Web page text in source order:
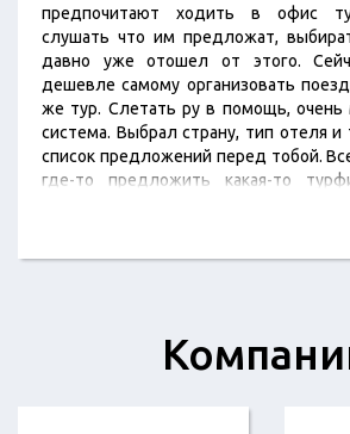
предпочитают ходить в офис
слушать что им предложат,
давно уже отошел от этого.
дешевле самому организовать
же тур. Слетать ру в помощь, очень
система. Выбрал страну, тип отеля и
список предложений перед тобой.
где-то предложить какая-то
забронировал, оплатил. Последние